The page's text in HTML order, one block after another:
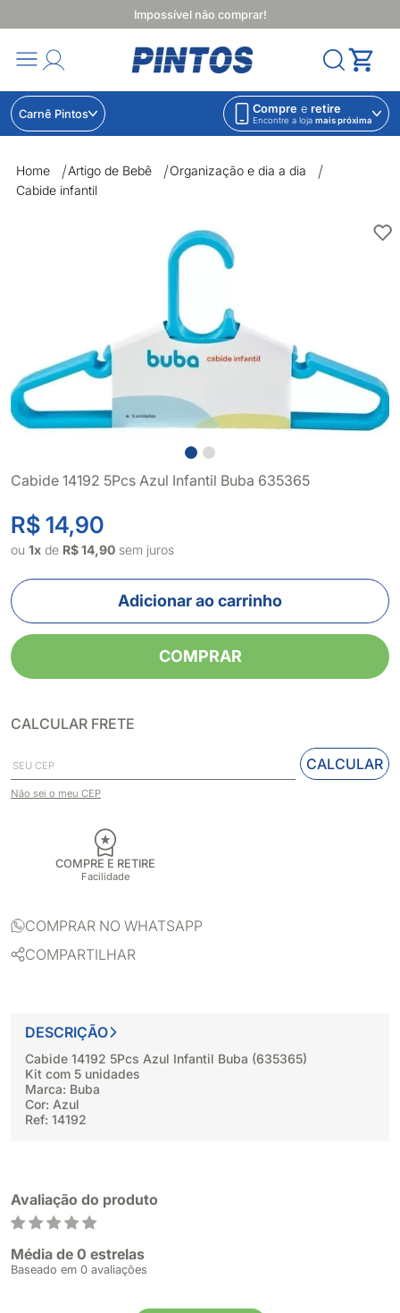
Impossível não comprar!
Carnê Pintos Compre e retire
Encontre a loja mais próxima
Home Artigo de Bebê
Organização e dia a dia
Cabide infantil
Cabide 14192 5Pcs Azul Infantil Buba 635365
R$ 14,90
ou 1x de R$ 14,90 sem juros
Adicionar ao carrinho
COMPRAR
CALCULAR FRETE
CALCULAR
Não sei o meu CEP
COMPRE E RETIRE
Facilidade
COMPRAR NO WHATSAPP
COMPARTILHAR
DESCRIÇÃO
Cabide 14192 5Pcs Azul Infantil Buba (635365)
Kit com 5 unidades
Marca: Buba
Cor: Azul
Ref: 14192
Avaliação do produto
Média de 0 estrelas
Baseado em 0 avaliações